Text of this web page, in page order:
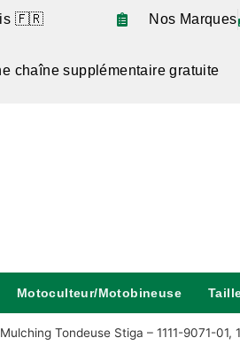
🇫🇷 Nos Marques
chaîne supplémentaire gratuite
Motoculteur/Motobineuse
Tondeuse Stiga – 1111-9071-01,